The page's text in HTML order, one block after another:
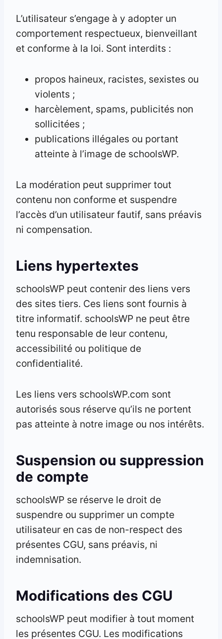
L’utilisateur s’engage à y adopter un
comportement respectueux, bienveillant
et conforme à la loi. Sont interdits :
propos haineux, racistes, sexistes ou
violents ;
harcèlement, spams, publicités non
sollicitées ;
publications illégales ou portant
atteinte à l’image de schoolsWP.
La modération peut supprimer tout
contenu non conforme et suspendre
l’accès d’un utilisateur fautif, sans préavis
ni compensation.
Liens hypertextes
schoolsWP peut contenir des liens vers
des sites tiers. Ces liens sont fournis à
titre informatif. schoolsWP ne peut être
tenu responsable de leur contenu,
accessibilité ou politique de
confidentialité.
Les liens vers schoolsWP.com sont
autorisés sous réserve qu’ils ne portent
pas atteinte à notre image ou nos intérêts.
Suspension ou suppression
de compte
schoolsWP se réserve le droit de
suspendre ou supprimer un compte
utilisateur en cas de non-respect des
présentes CGU, sans préavis, ni
indemnisation.
Modifications des CGU
schoolsWP peut modifier à tout moment
les présentes CGU. Les modifications